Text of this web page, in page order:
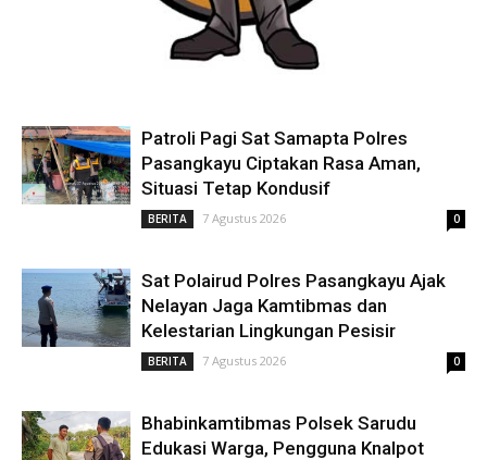
Patroli Pagi Sat Samapta Polres
Pasangkayu Ciptakan Rasa Aman,
Situasi Tetap Kondusif
BERITA 7 Agustus 2026 0
Sat Polairud Polres Pasangkayu Ajak
Nelayan Jaga Kamtibmas dan
Kelestarian Lingkungan Pesisir
BERITA 7 Agustus 2026 0
Bhabinkamtibmas Polsek Sarudu
Edukasi Warga, Pengguna Knalpot